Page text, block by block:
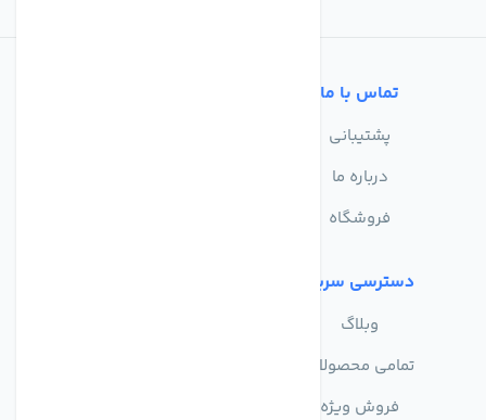
تماس با ما
پشتیبانی
درباره ما
فروشگاه
دسترسی سریع
وبلاگ
تمامی محصولات
فروش ویژه